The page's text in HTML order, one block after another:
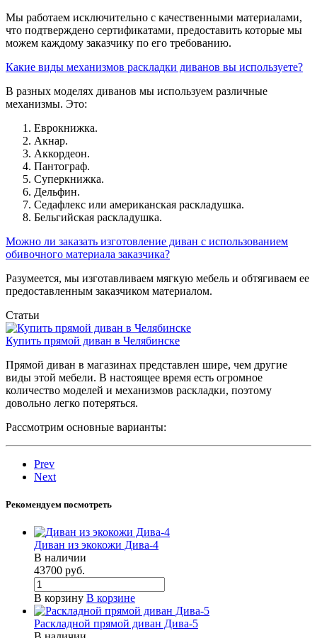
Мы работаем исключительно с качественными материалами,
что подтверждено сертификатами, предоставить которые мы
можем каждому заказчику по его требованию.
Какие виды механизмов раскладки диванов вы используете?
В разных моделях диванов мы используем различные
механизмы. Это:
Еврокнижка.
Акнар.
Аккордеон.
Пантограф.
Суперкнижка.
Дельфин.
Седафлекс или американская раскладушка.
Бельгийская раскладушка.
Можно ли заказать изготовление диван с использованием
обивочного материала заказчика?
Разумеется, мы изготавливаем мягкую мебель и обтягиваем ее
предоставленным заказчиком материалом.
Статьи
Купить прямой диван в Челябинске
Прямой диван в магазинах представлен шире, чем другие
виды этой мебели. В настоящее время есть огромное
количество моделей и механизмов раскладки, поэтому
довольно легко потеряться.
Рассмотрим основные варианты:
Prev
Next
Рекомендуем посмотреть
Диван из экокожи Дива-4
В наличии
43700 руб.
В корзину В корзине
Раскладной прямой диван Дива-5